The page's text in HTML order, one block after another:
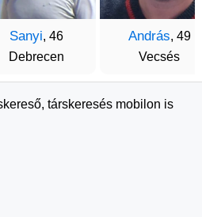
Sanyi, 46
Debrecen
András, 49
Vecsés
társkeresés mobilon is